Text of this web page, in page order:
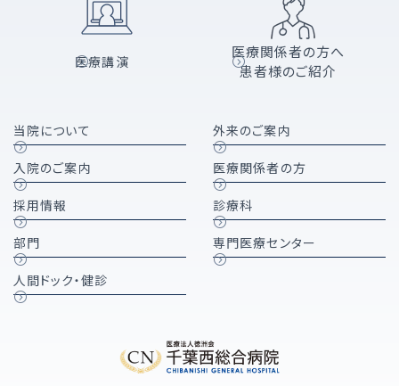
医療講演
医療関係者の方へ
患者様のご紹介
当院について 外来のご案内
入院のご案内 医療関係者の方
採用情報 診療科
部門 専門医療センター
人間ドック・健診